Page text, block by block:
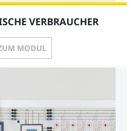
VERBRAUCHER
MODUL